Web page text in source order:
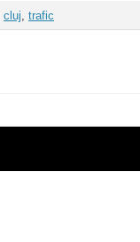
cluj, trafic